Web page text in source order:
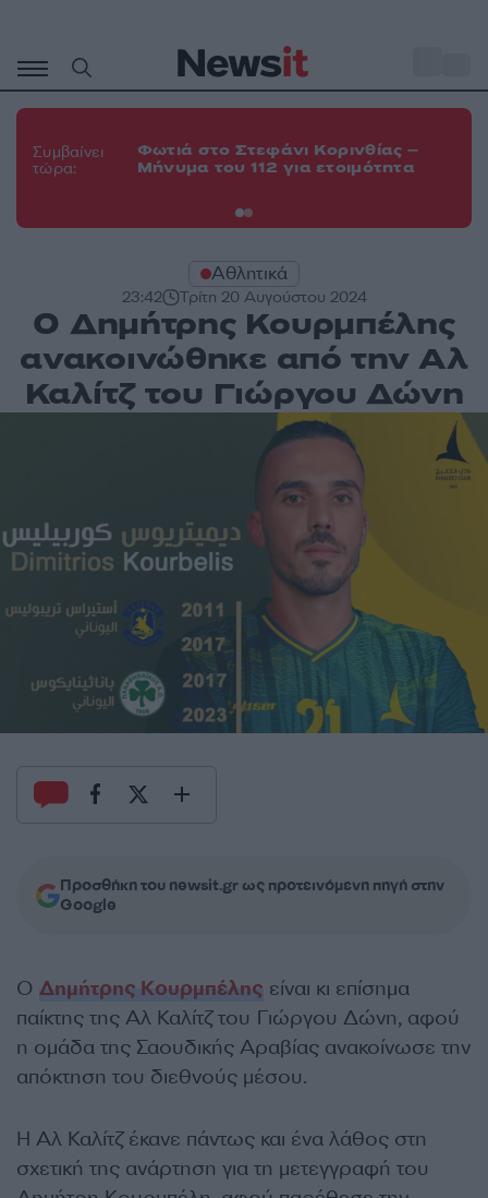
περιεχόμενο
Συμβαίνει
τώρα:
Φωτιά στο Στεφάνι Κορινθίας –
Μήνυμα του 112 για ετοιμότητα
Αθλητικά
23:42 Τρίτη 20 Αυγούστου 2024
Ο Δημήτρης Κουρμπέλης
ανακοινώθηκε από την Αλ
Καλίτζ του Γιώργου Δώνη
Προσθήκη του newsit.gr ως προτεινόμενη πηγή στην
Google
Ο Δημήτρης Κουρμπέλης είναι κι επίσημα
παίκτης της Αλ Καλίτζ του Γιώργου Δώνη, αφού
η ομάδα της Σαουδικής Αραβίας ανακοίνωσε την
απόκτηση του διεθνούς μέσου.
Η Αλ Καλίτζ έκανε πάντως και ένα λάθος στη
σχετική της ανάρτηση για τη μετεγγραφή του